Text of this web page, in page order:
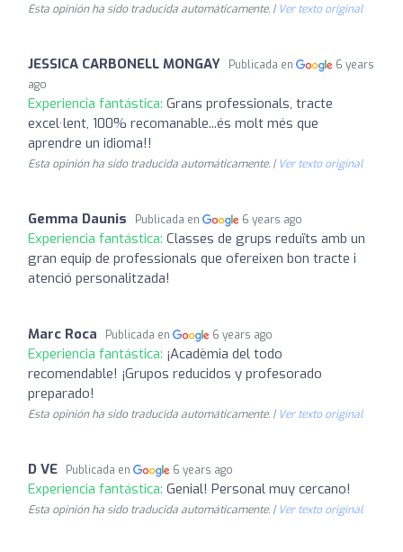
Esta opinión ha sido traducida automáticamente. | Ver texto original
JESSICA CARBONELL MONGAY Publicada en
6 years
ago
Experiencia fantástica: Grans professionals, tracte
excel·lent, 100% recomanable...és molt més que
aprendre un idioma!!
Esta opinión ha sido traducida automáticamente. | Ver texto original
Gemma Daunis Publicada en 6 years ago
Experiencia fantástica: Classes de grups reduïts amb un
gran equip de professionals que ofereixen bon tracte i
atenció personalitzada!
Marc Roca Publicada en 6 years ago
Experiencia fantástica: ¡Acadèmia del todo
recomendable! ¡Grupos reducidos y profesorado
preparado!
Esta opinión ha sido traducida automáticamente. | Ver texto original
D VE Publicada en 6 years ago
Experiencia fantástica: Genial! Personal muy cercano!
Esta opinión ha sido traducida automáticamente. | Ver texto original